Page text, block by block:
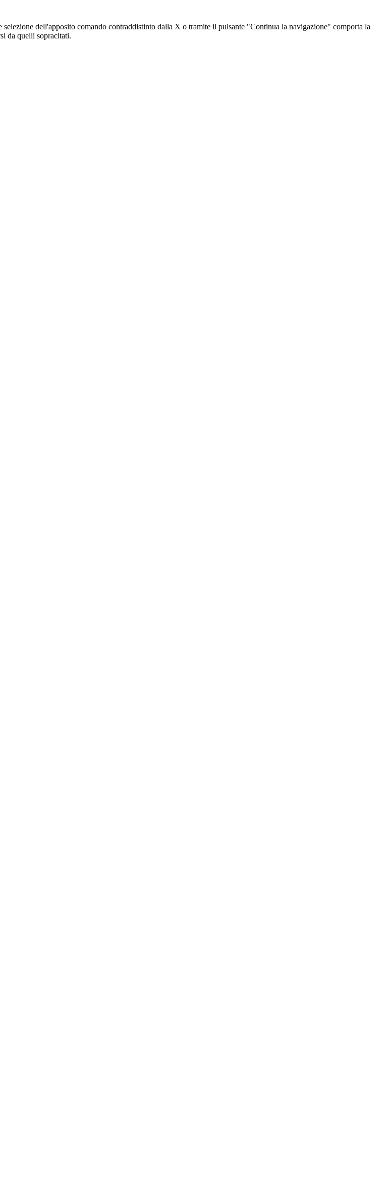
dell'apposito comando contraddistinto dalla X o tramite il pulsante "Continua la navigazione" comporta la
da quelli sopracitati.